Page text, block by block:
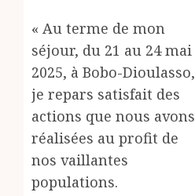
« Au terme de mon
séjour, du 21 au 24 mai
2025, à Bobo-Dioulasso,
je repars satisfait des
actions que nous avons
réalisées au profit de
nos vaillantes
populations.